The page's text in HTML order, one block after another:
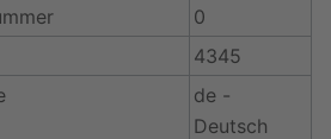
0
4345
de -
Deutsch